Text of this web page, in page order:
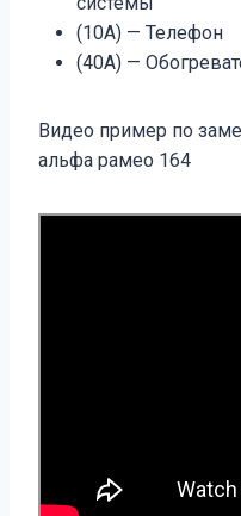
(10A) — Телефон
(40A) —
Видео пример по
альфа рамео 164